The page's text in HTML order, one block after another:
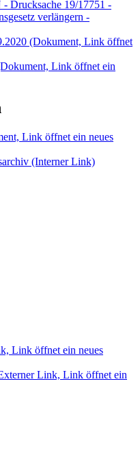
Drucksache 19/17751 -
verlängern -
(Dokument, Link öffnet
Link öffnet ein
Link öffnet ein neues
(Interner Link)
Link öffnet ein neues
Link, Link öffnet ein